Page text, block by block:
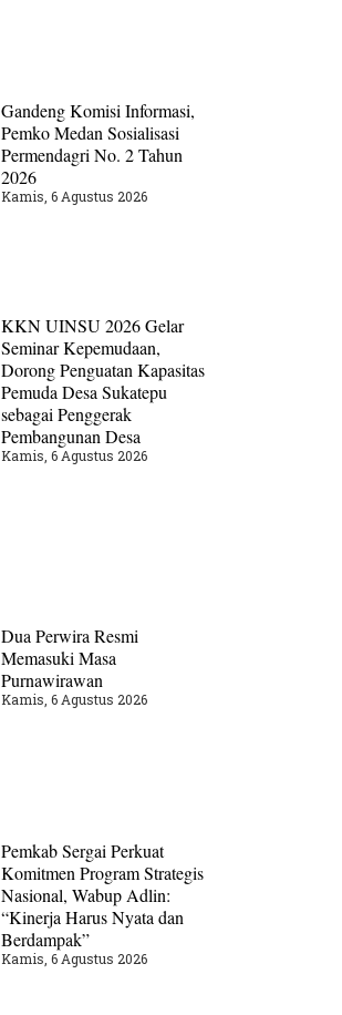
Gandeng Komisi Informasi,
Pemko Medan Sosialisasi
Permendagri No. 2 Tahun
2026
Kamis, 6 Agustus 2026
KKN UINSU 2026 Gelar
Seminar Kepemudaan,
Dorong Penguatan Kapasitas
Pemuda Desa Sukatepu
sebagai Penggerak
Pembangunan Desa
Kamis, 6 Agustus 2026
Dua Perwira Resmi
Memasuki Masa
Purnawirawan
Kamis, 6 Agustus 2026
Pemkab Sergai Perkuat
Komitmen Program Strategis
Nasional, Wabup Adlin:
“Kinerja Harus Nyata dan
Berdampak”
Kamis, 6 Agustus 2026